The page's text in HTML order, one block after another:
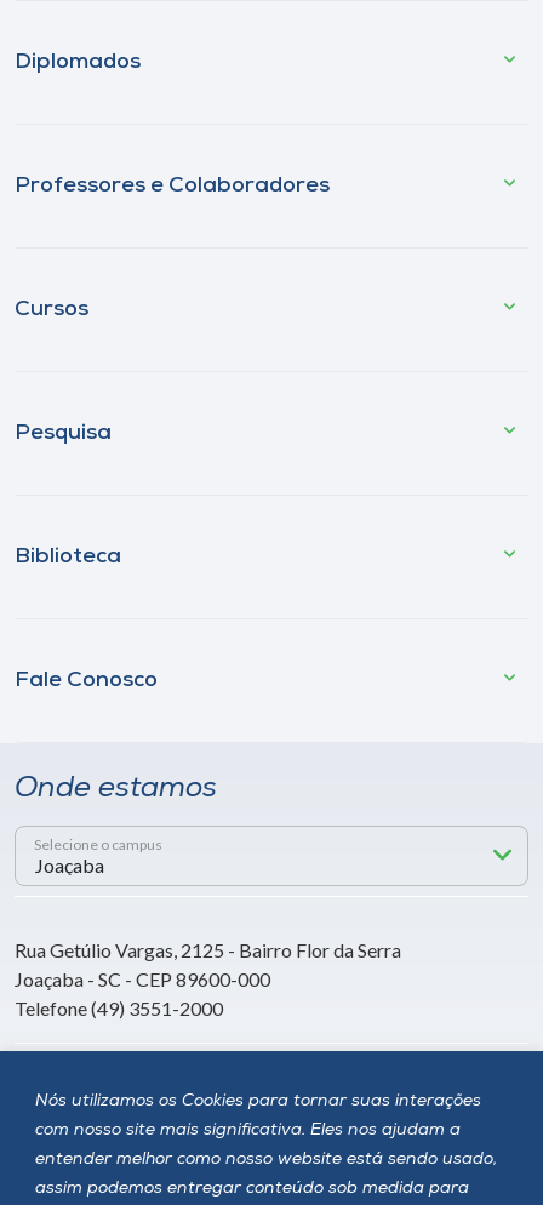
Nós utilizamos os Cookies para tornar suas interações
com nosso site mais significativa. Eles nos ajudam a
entender melhor como nosso website está sendo usado,
assim podemos entregar conteúdo sob medida para
Diplomados
Professores e Colaboradores
Cursos
Pesquisa
Biblioteca
Fale Conosco
Onde estamos
Selecione o campus
Rua Getúlio Vargas, 2125 - Bairro Flor da Serra
Joaçaba - SC - CEP 89600-000
Telefone (49) 3551-2000
Siga a Unoesc